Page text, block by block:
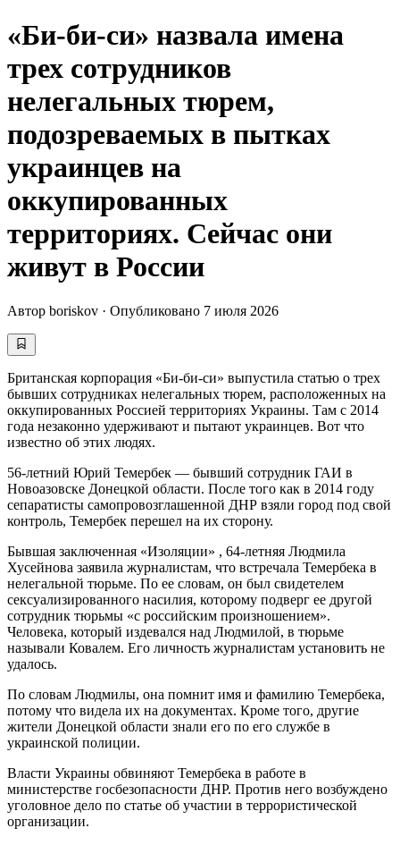
«Би-би-си» назвала имена
трех сотрудников
нелегальных тюрем,
подозреваемых в пытках
украинцев на
оккупированных
территориях. Сейчас они
живут в России
Автор boriskov · Опубликовано 7 июля 2026
Британская корпорация «Би-би-си» выпустила статью о трех
бывших сотрудниках нелегальных тюрем, расположенных на
оккупированных Россией территориях Украины. Там с 2014
года незаконно удерживают и пытают украинцев. Вот что
известно об этих людях.
56-летний Юрий Темербек — бывший сотрудник ГАИ в
Новоазовске Донецкой области. После того как в 2014 году
сепаратисты самопровозглашенной ДНР взяли город под свой
контроль, Темербек перешел на их сторону.
Бывшая заключенная «Изоляции» , 64-летняя Людмила
Хусейнова заявила журналистам, что встречала Темербека в
нелегальной тюрьме. По ее словам, он был свидетелем
сексуализированного насилия, которому подверг ее другой
сотрудник тюрьмы «с российским произношением».
Человека, который издевался над Людмилой, в тюрьме
называли Ковалем. Его личность журналистам установить не
удалось.
По словам Людмилы, она помнит имя и фамилию Темербека,
потому что видела их на документах. Кроме того, другие
жители Донецкой области знали его по его службе в
украинской полиции.
Власти Украины обвиняют Темербека в работе в
министерстве госбезопасности ДНР. Против него возбуждено
уголовное дело по статье об участии в террористической
организации.